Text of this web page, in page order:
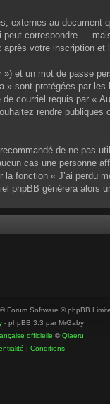
au
correspondre —
votre inscription
et un mot de passe
sont protégées par
courriel requis par
rendre
de ne pas
cas une personne
fonction « J’ai perdu
générera
® Forum Software © phpBB
- phpBB 3.3 par MrGaby
officielle ©Qiaeru
| Conditions